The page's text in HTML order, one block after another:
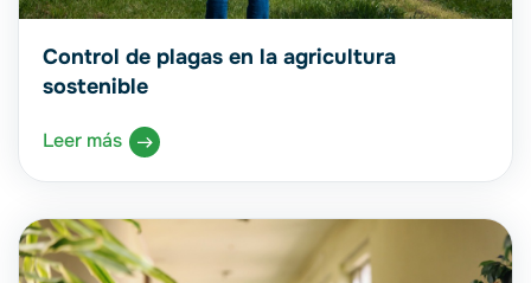
Control de plagas en la agricultura
sostenible
Leer más